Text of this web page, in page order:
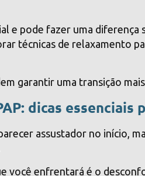
e pode fazer uma
técnicas de relaxamento
garantir uma transição
dicas essenciais
assustador no início,
você enfrentará é o